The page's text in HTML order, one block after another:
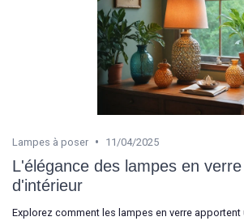
Lampes à poser • 11/04/2025
L'élégance des lampes en
d'intérieur
Explorez comment les lampes en verre